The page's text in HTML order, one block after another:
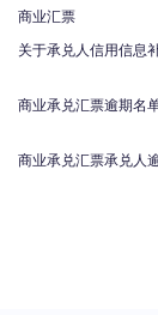
商业汇票